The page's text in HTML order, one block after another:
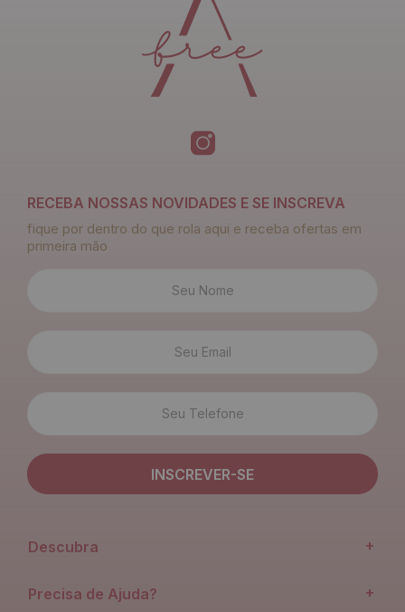
RECEBA NOSSAS NOVIDADES E SE INSCREVA
fique por dentro do que rola aqui e receba ofertas em
primeira mão
Descubra +
Precisa de Ajuda? +